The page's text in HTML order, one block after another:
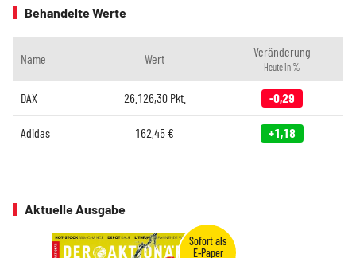
Behandelte Werte
Name Wert Veränderung
Heute in %
DAX 26.126,30Pkt. -0,29
Adidas 162,45 € +1,18
Aktuelle Ausgabe